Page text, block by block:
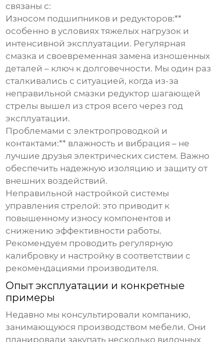
связаны с:
Износом подшипников и редукторов:**
особенно в условиях тяжелых нагрузок и
интенсивной эксплуатации. Регулярная
смазка и своевременная замена изношенных
деталей – ключ к долговечности. Мы один раз
сталкивались с ситуацией, когда из-за
неправильной смазки редуктор шагающей
стрелы вышел из строя всего через год
эксплуатации.
Проблемами с электропроводкой и
контактами:** влажность и вибрация – не
лучшие друзья электрических систем. Важно
обеспечить надежную изоляцию и защиту от
внешних воздействий.
Неправильной настройкой системы
управления стрелой: это приводит к
повышенному износу компонентов и
снижению эффективности работы.
Рекомендуем проводить регулярную
калибровку и настройку в соответствии с
рекомендациями производителя.
Опыт эксплуатации и конкретные
примеры
Недавно мы консультировали компанию,
занимающуюся производством мебели. Они
планировали закупать несколько вилочных